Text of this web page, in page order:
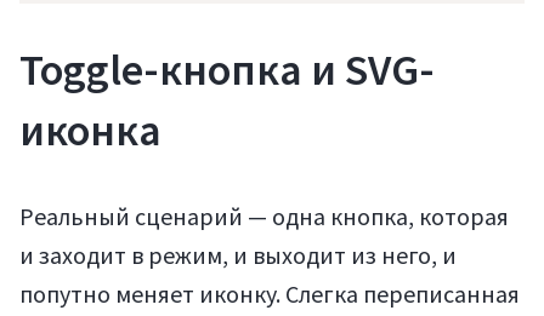
Toggle-кнопка и SVG-
иконка
Реальный сценарий — одна кнопка, которая
и заходит в режим, и выходит из него, и
попутно меняет иконку. Слегка переписанная